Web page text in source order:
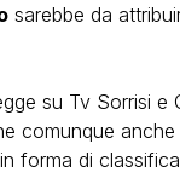
sarebbe da
su Tv Sorrisi e
comunque
forma di